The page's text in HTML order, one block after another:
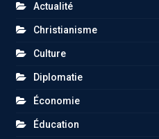
Actualité
Christianisme
Culture
Diplomatie
Économie
Éducation